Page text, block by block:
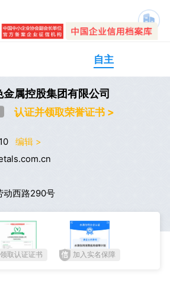
自主
金属控股集团有限公司
认证并领取荣誉证书 >
编辑 >
动西路290号
领取认证证书 加入实名保障